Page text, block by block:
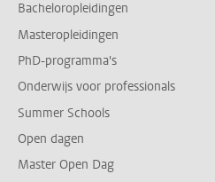
Bacheloropleidingen
Masteropleidingen
PhD-programma's
Onderwijs voor professionals
Summer Schools
Open dagen
Master Open Dag